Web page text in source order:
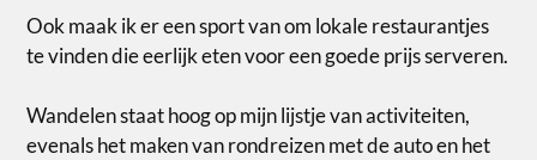
Ook maak ik er een sport van om lokale restaurantjes
te vinden die eerlijk eten voor een goede prijs serveren.
Wandelen staat hoog op mijn lijstje van activiteiten,
evenals het maken van rondreizen met de auto en het